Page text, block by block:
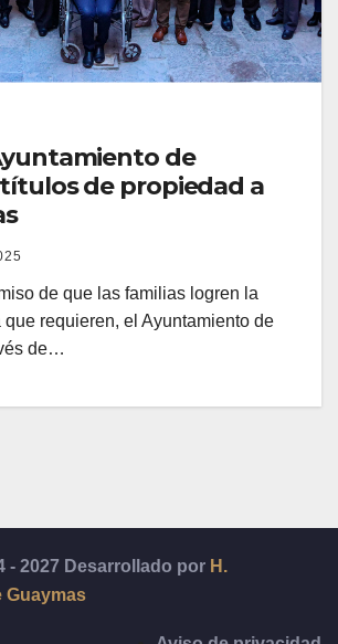
de
de propiedad a
de que las familias logren la
requieren, el Ayuntamiento de
de…
- 2027 Desarrollado por H.
Guaymas